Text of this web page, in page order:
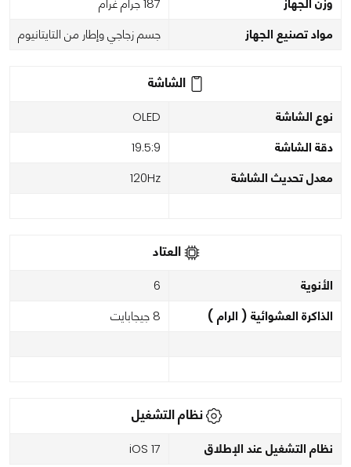
وزن الجهاز 187 جرام غرام
مواد تصنيع الجهاز جسم زجاجي وإطار من التايتانيوم
الشاشة
نوع الشاشة OLED
دقة الشاشة 19.5:9
معدل تحديث الشاشة 120Hz
العتاد
الأنوية 6
الذاكرة العشوائية ( الرام ) 8 جيجابايت
نظام التشغيل
نظام التشغيل عند الإطلاق iOS 17